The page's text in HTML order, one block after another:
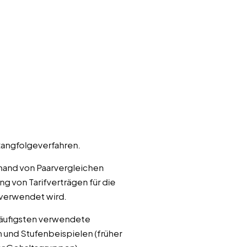
von Paarvergleichen
von Tarifverträgen für die
wird.
verwendete
Stufenbeispielen (früher